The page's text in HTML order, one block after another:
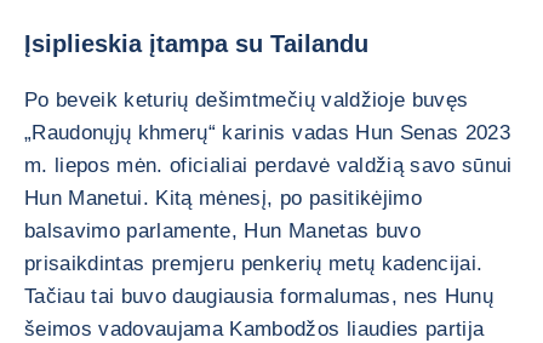
Įsiplieskia įtampa su Tailandu
Po beveik keturių dešimtmečių valdžioje buvęs
„Raudonųjų khmerų“ karinis vadas Hun Senas 2023
m. liepos mėn. oficialiai perdavė valdžią savo sūnui
Hun Manetui. Kitą mėnesį, po pasitikėjimo
balsavimo parlamente, Hun Manetas buvo
prisaikdintas premjeru penkerių metų kadencijai.
Tačiau tai buvo daugiausia formalumas, nes Hunų
šeimos vadovaujama Kambodžos liaudies partija